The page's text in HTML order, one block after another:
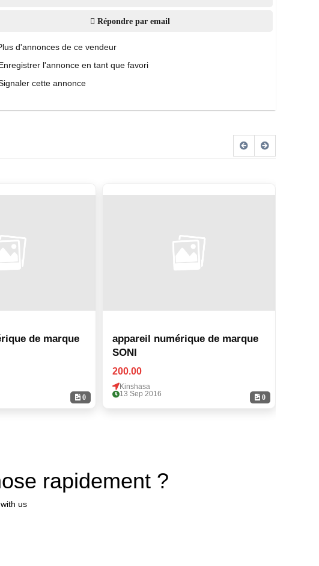
Répondre par email
d'annonces de ce vendeur
l'annonce en tant que favori
cette annonce
0
de marque
0
appareil numérique de marque
SONI
200.00
Kinshasa
13 Sep 2016
rapidement ?
us